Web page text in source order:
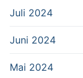
Juli 2024
Juni 2024
Mai 2024